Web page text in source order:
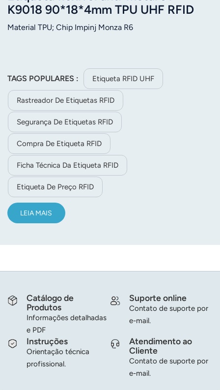
K9018 90*18*4mm TPU UHF RFID
Impinj Monza R6
Material TPU; Chip Impinj Monza R6
TAGS POPULARES : Etiqueta RFID UHF
Rastreador De Etiquetas RFID
Segurança De Etiquetas RFID
Compra De Etiqueta RFID
Ficha Técnica Da Etiqueta RFID
Etiqueta De Preço RFID
LEIA MAIS
Catálogo de
Produtos
Informações detalhadas
e PDF
Suporte online
Contato de suporte por
e-mail.
Instruções
Orientação técnica
profissional.
Atendimento ao
Cliente
Contato de suporte por
e-mail.